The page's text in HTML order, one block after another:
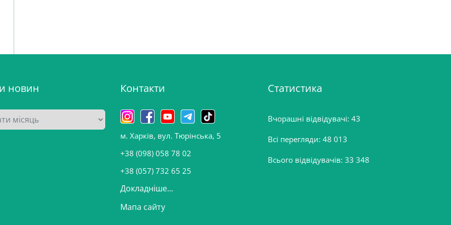
новин Контакти
м. Харків, вул. Тюрінська, 5
+38 (098) 058 78 02
+38 (057) 732 65 25
Докладніше...
Мапа сайту
Статистика
Вчорашні відвідувачі: 43
Всі перегляди: 48 013
Всього відвідувачів: 33 348